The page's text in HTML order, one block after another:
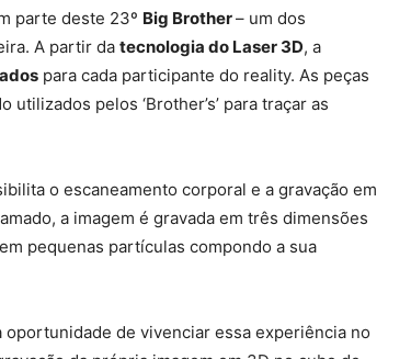
parte deste 23º Big Brother– um dos
A partir da tecnologia do Laser 3D, a
para cada participante do reality. As peças
pelos ‘Brother’s’ para traçar as
o escaneamento corporal e a gravação em
a imagem é gravada em três dimensões
pequenas partículas compondo a sua
oportunidade de vivenciar essa experiência no